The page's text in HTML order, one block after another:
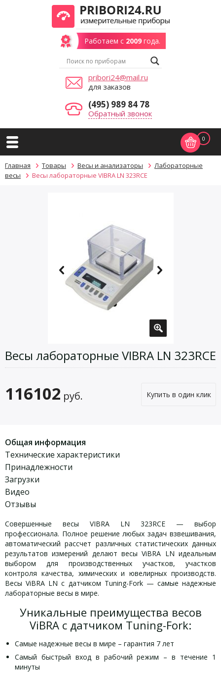
Работаем с 2009года.
pribori24@mail.ru
для заказов
(495) 989 84 78
Обратный звонок
0
Главная Товары Весы и анализаторы
Лабораторные
весы
Весы лабораторные VIBRA LN 323RCE
Весы лабораторные VIBRA LN 323RCE
116102 руб. Купить в один клик
Общая информация
Технические характеристики
Принадлежности
Загрузки
Видео
Отзывы
Совершенные весы VIBRA LN 323RCE — выбор
профессионала. Полное решение любых задач взвешивания,
автоматический рассчет различных статистических данных
результатов измерений делают весы ViBRA LN идеальным
выбором для производственных участков, участков
контроля качества, химических и ювелирных производств.
Весы ViBRA LN с датчиком Tuning-Fork — самые надежные
лабораторные весы в мире.
Уникальные преимущества весов
ViBRA с датчиком Tuning-Fork:
Самые надежные весы в мире – гарантия 7 лет
Самый быстрый вход в рабочий режим – в течение 1
минуты